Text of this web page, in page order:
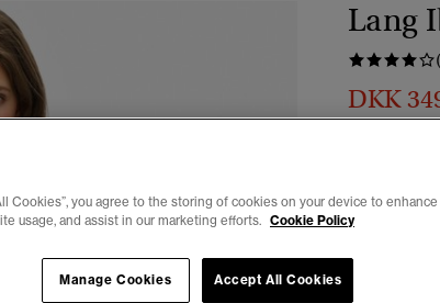
Lang
DKK
Du sparer 30%
Cookies”, you agree to the storing of cookies on your device to
usage, and assist in our marketing efforts. Cookie Policy
Accept All Cookies
Manage Cookies